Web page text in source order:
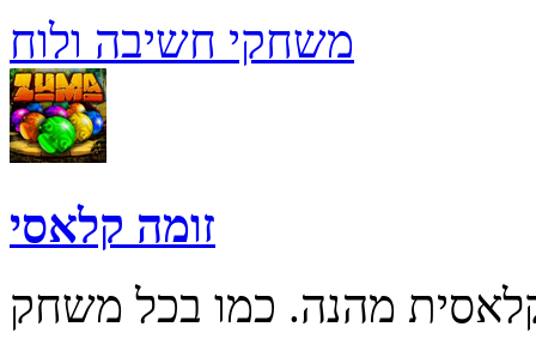
משחקי חשיבה ולוח
זומה קלאסי